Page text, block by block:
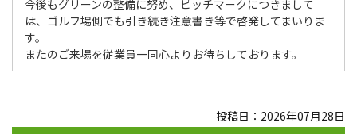
今後もグリーンの整備に努め、ピッチマークにつきまして
は、ゴルフ場側でも引き続き注意書き等で啓発してまいりま
す。
またのご来場を従業員一同心よりお待ちしております。
投稿日：2026年07月28日